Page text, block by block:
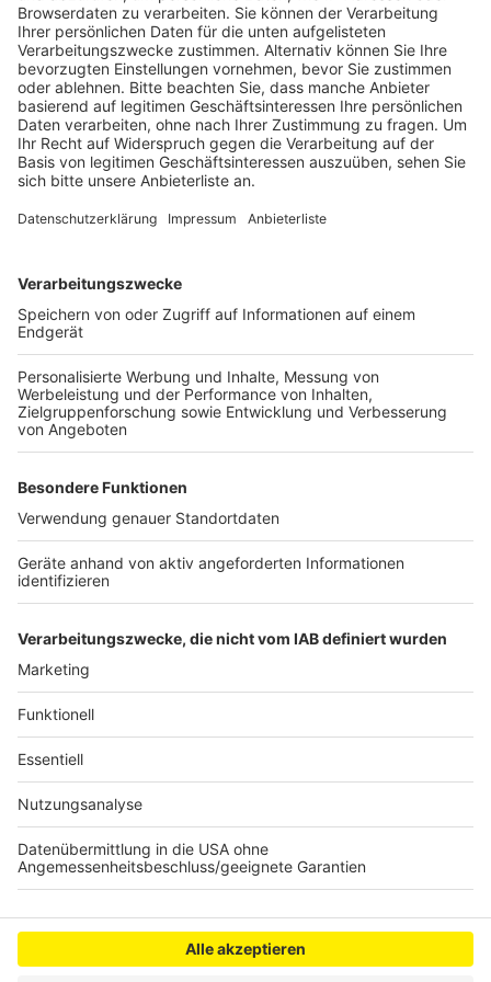
gegeben.
Veröffentlicht:Mittwoch, 27.05.2020 16:11
Anzeige
haben sehr deutlich gemacht, dass der Bürgermeister
Bereiche in der Stadtverwaltung er selbst zuständig
ist und er damit auch nicht die Grundrechte des Rates
verletzt. Deshalb geht Freytag davon aus, dass das
Oberverwaltungsgericht in Münster die Kölner Richter
bestätigen wird, zumal es aus seiner Sicht auch keinen
fundierten Grund für eine Berufung gibt. Das haben
CDU und Grüne anders gesehen. Mit ihrer schwarz-
Kölner Gerichtsbescheid vorzugehen. Denn aus ihrer
Sicht wird der Rat in seinen Rechten beschnitten.
Hintergrund des juristischen Streits ist, dass Freytag
als Bürgermeister den Bereich Schule und Sport einer
Beigeordneten entzogen und seinem eigenen
Anzeige
Anzeige